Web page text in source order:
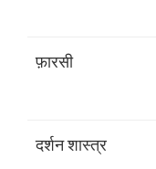
फ़ारसी
दर्शन शास्‍त्र